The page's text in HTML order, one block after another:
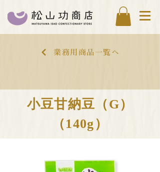
業務用商品一覧へ
小豆甘納豆（G）
（140g）